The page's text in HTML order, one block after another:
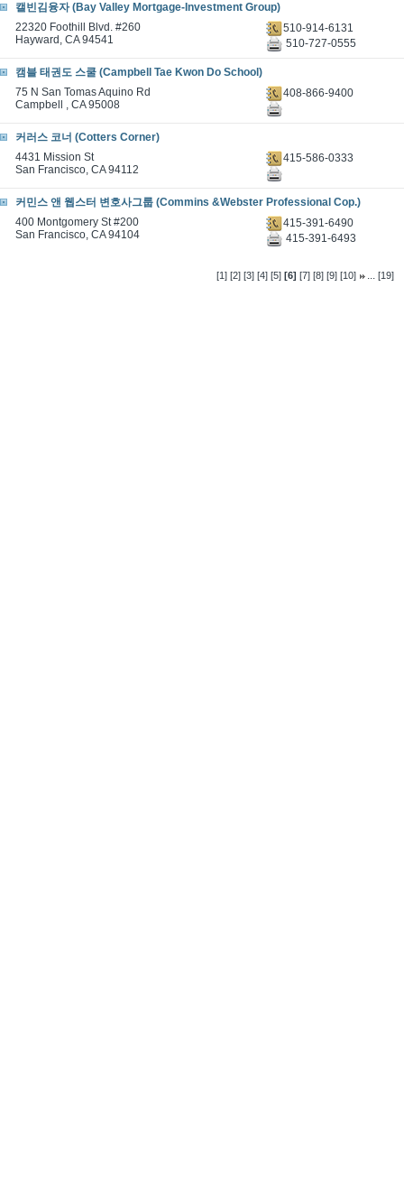
캘빈김융자 (Bay Valley Mortgage-Investment Group)
22320 Foothill Blvd. #260
Hayward, CA 94541
510-914-6131
510-727-0555
캠블 태권도 스쿨 (Campbell Tae Kwon Do School)
75 N San Tomas Aquino Rd
Campbell , CA 95008
408-866-9400
커러스 코너 (Cotters Corner)
4431 Mission St
San Francisco, CA 94112
415-586-0333
커민스 앤 웹스터 변호사그룹 (Commins &Webster Professional Cop.)
400 Montgomery St #200
San Francisco, CA 94104
415-391-6490
415-391-6493
[1] [2] [3] [4] [5] [6] [7] [8] [9] [10] ...[19]